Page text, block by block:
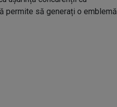
permite să generați o emblemă